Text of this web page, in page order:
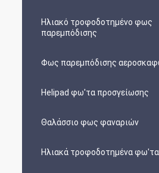
Ηλιακό τροφοδοτημένο φως
παρεμπόδισης
Φως παρεμπόδισης
Helipad φω'τα προσγείωσης
Θαλάσσιο φως φαναριών
Ηλιακά τροφοδοτημένα